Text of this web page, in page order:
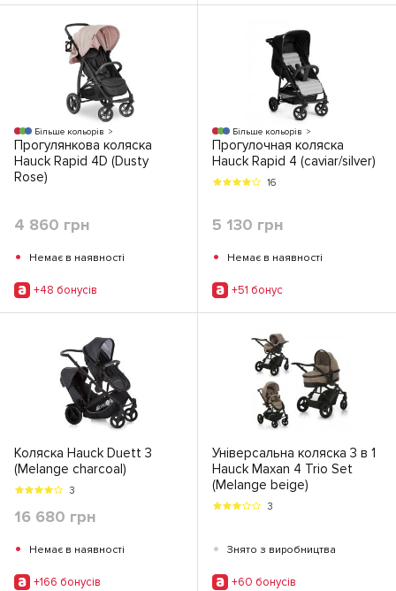
Більше кольорів
Прогулянкова коляска
Hauck Rapid 4D (Dusty
Rose)
4 860 грн
• Немає в наявності
+48 бонусiв
Більше кольорів
Прогулочная коляска
Hauck Rapid 4 (caviar/silver)
16
5 130 грн
• Немає в наявності
+51 бонус
Коляска Hauck Duett 3
(Melange charcoal)
3
16 680 грн
• Немає в наявності
+166 бонусiв
Універсальна коляска 3 в 1
Hauck Maxan 4 Trio Set
(Melange beige)
3
• Знято з виробництва
+60 бонусiв